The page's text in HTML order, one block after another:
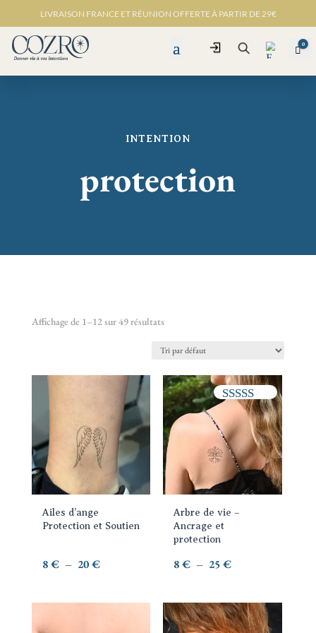
LIVRAISON FRANCE ET RÉUNION OFFERTE À PARTIR DE 29€
ConnexionRecherche
0
INTENTION
protection
Affichage de 1–12 sur 49 résultats
Ailes d’ange
Protection et Soutien
8€ – 20€Plage
prix :
Ce
produit
a
plusieurs
variations.
Les
options
peuvent
choisies
Arbre de vie –
Ancrage et
protection
Note
5.00
sur 5
8€ – 25€Plage
prix :
8 €
Ce
produit
a
plusieurs
variations.
Les
options
peuvent
être
choisies
page
Ce
Ce